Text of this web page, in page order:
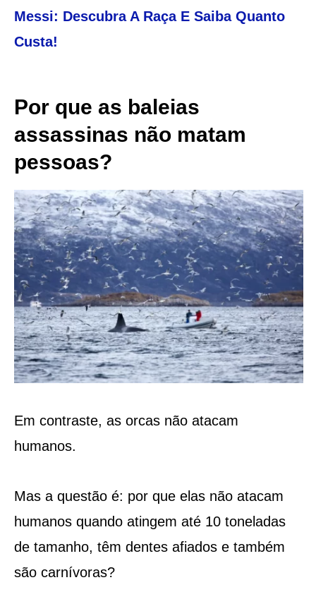
Messi: Descubra A Raça E Saiba Quanto
Custa!
Por que as baleias
assassinas não matam
pessoas?
Em contraste, as orcas não atacam
humanos.
Mas a questão é: por que elas não atacam
humanos quando atingem até 10 toneladas
de tamanho, têm dentes afiados e também
são carnívoras?